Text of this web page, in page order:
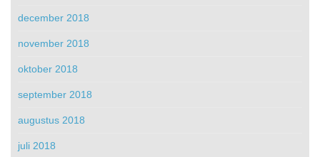
december 2018
november 2018
oktober 2018
september 2018
augustus 2018
juli 2018